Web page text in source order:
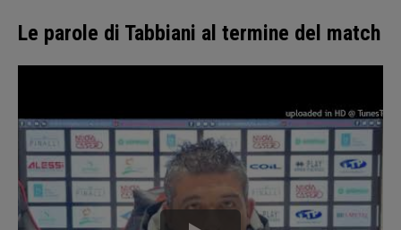
Le parole di Tabbiani al termine del match